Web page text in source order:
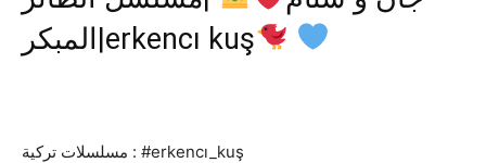
المبكر|erkencı kuş
مسلسلات تركية : #erkencı_kuş